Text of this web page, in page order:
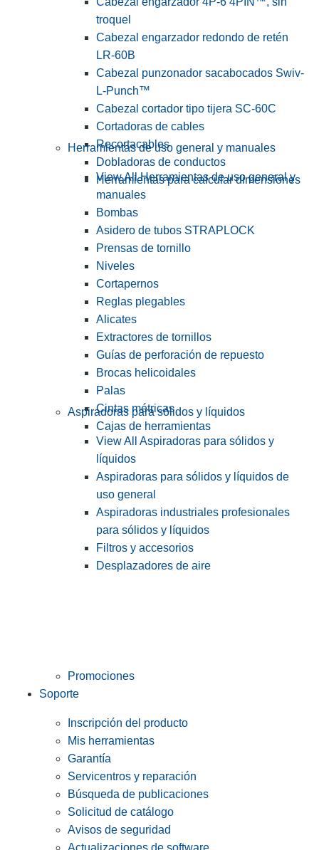
troquel
Cabezal engarzador redondo de retén
LR-60B
Cabezal punzonador sacabocados Swiv-
L-Punch™
Cabezal cortador tipo tijera SC-60C
Cortadoras de cables
Recortacables
Dobladoras de conductos
Herramientas para calcular dimensiones
Herramientas de uso general y manuales
View All Herramientas de uso general y
manuales
Bombas
Asidero de tubos STRAPLOCK
Prensas de tornillo
Niveles
Cortapernos
Reglas plegables
Alicates
Extractores de tornillos
Guías de perforación de repuesto
Brocas helicoidales
Palas
Cintas métricas
Cajas de herramientas
Aspiradoras para sólidos y líquidos
View All Aspiradoras para sólidos y
líquidos
Aspiradoras para sólidos y líquidos de
uso general
Aspiradoras industriales profesionales
para sólidos y líquidos
Filtros y accesorios
Desplazadores de aire
Promociones
Soporte
Inscripción del producto
Mis herramientas
Garantía
Servicentros y reparación
Búsqueda de publicaciones
Solicitud de catálogo
Avisos de seguridad